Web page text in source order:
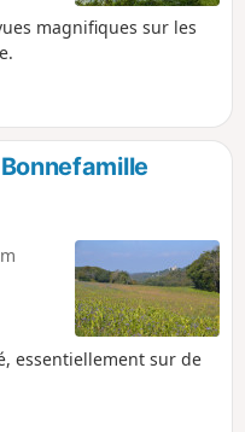
magnifiques sur les
essentiellement sur de